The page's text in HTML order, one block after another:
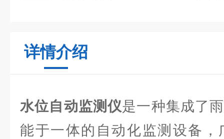
详情介绍
水位自动监测仪是一种集成了
能于一体的自动化监测设备，